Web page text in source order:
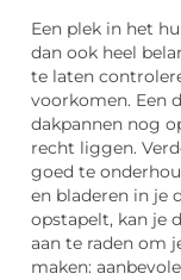
Een plek in het
dan ook heel
te laten
voorkomen. Een
dakpannen nog
recht liggen.
goed te
en bladeren in je
opstapelt, kan je
aan te raden om
maken: